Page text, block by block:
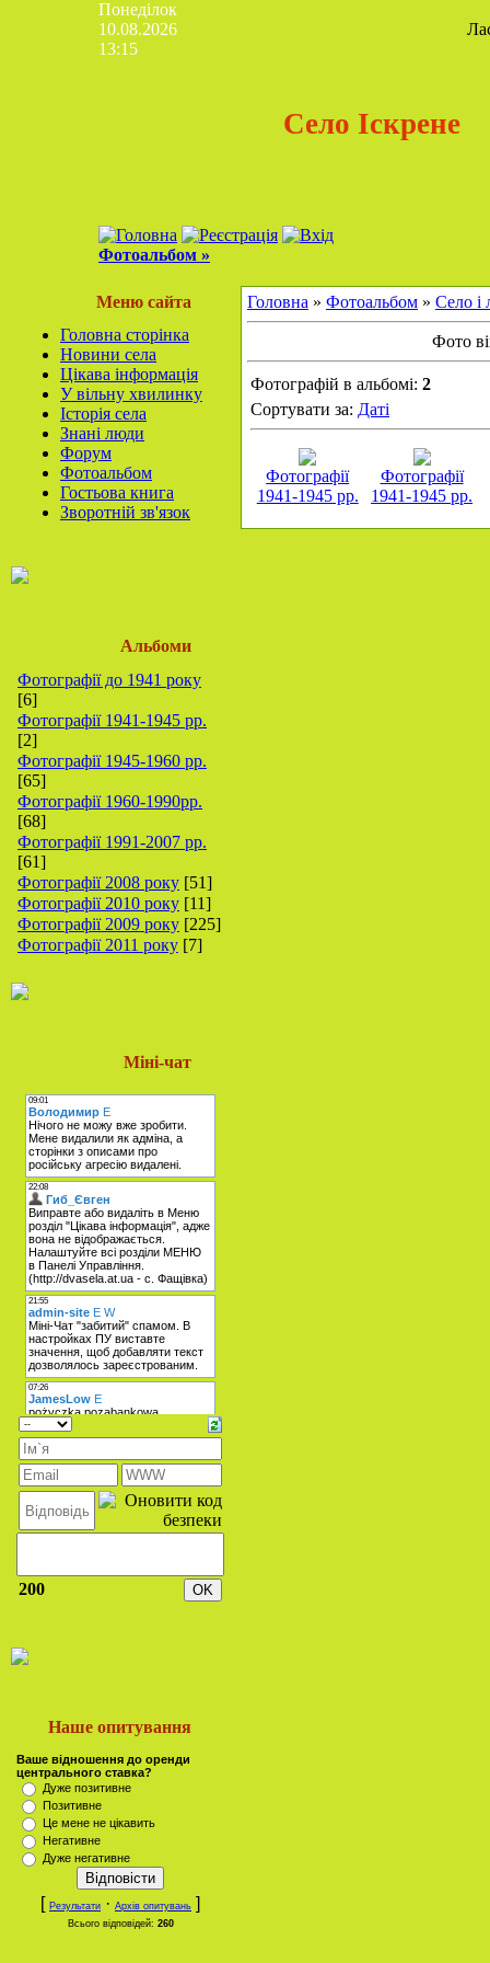
Понеділок
10.08.2026
13:15
Село Іскрене
Фотоальбом »
Меню сайта
Головна сторінка
Новини села
Цікава інформація
У вільну хвилинку
Історія села
Знані люди
Форум
Фотоальбом
Гостьова книга
Зворотній зв'язок
Альбоми
Фотографії до 1941 року
[6]
Фотографії 1941-1945 рр.
[2]
Фотографії 1945-1960 рр.
[65]
Фотографії 1960-1990рр.
[68]
Фотографії 1991-2007 рр.
[61]
Фотографії 2008 року [51]
Фотографії 2010 року [11]
Фотографії 2009 року [225]
Фотографії 2011 року [7]
Міні-чат
200
Наше опитування
Ваше відношення до оренди
центрального ставка?
Дуже позитивне
Позитивне
Це мене не цікавить
Негативне
Дуже негативне
[ Результати · Архів опитувань ]
Всього відповідей: 260
Головна » Фотоальбом » Село і
Фото
Фотографій в альбомі: 2
Сортувати за: Даті
Фотографії
1941-1945 рр.
Фотографії
1941-1945 рр.